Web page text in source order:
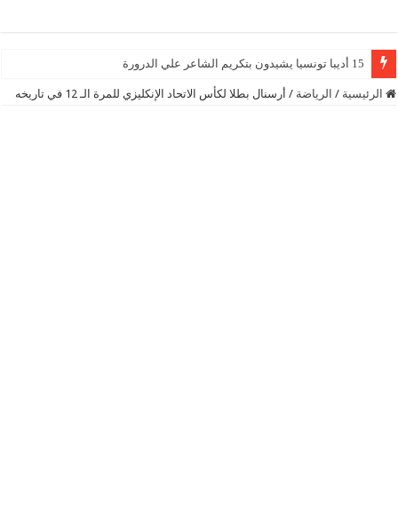
15 أديبا تونسيا يشيدون بتكريم الشاعر علي الدرورة
الرئيسية / الرياضة / أرسنال بطلا لكأس الاتحاد الإنكليزي للمرة الـ 12 في تاريخه